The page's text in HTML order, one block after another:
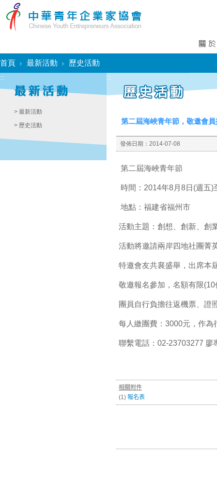
首頁 最新活動 歷史活動
:::
> 最新活動
> 歷史活動
:::
第二屆海峽青年節，敬邀會
發佈日期： 2014-07-08
第二屆海峽青年節
時間：2014年8月8日(週五)
地點：福建省福州市
活動主題：創想、創新、創
活動將邀請兩岸四地社團菁
特邀會友共襄盛舉，出席本
敬邀報名參加，名額有限
團員自行負擔往返機票、證
每人繳團費：3000元，作為
聯繫電話：02-23703277 廖
相關附件
(1) 報名表